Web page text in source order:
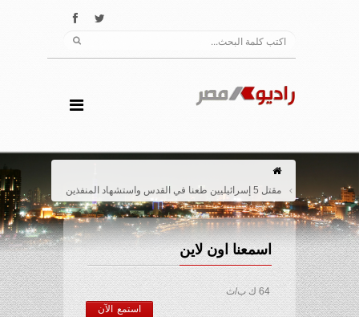
مقتل 5 إسرائيليين طعنا في القدس واستشهاد المنفذين
اسمعنا اون لاين
64 ك ب/ث
استمع الآن